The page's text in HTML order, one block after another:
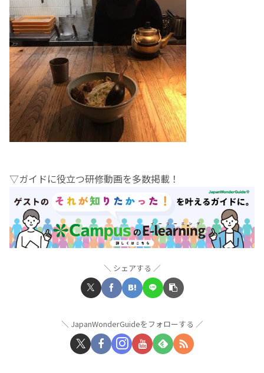
▽ガイドに役立つ研修動画を多数掲載！
シェアする
JapanWonderGuideをフォローする